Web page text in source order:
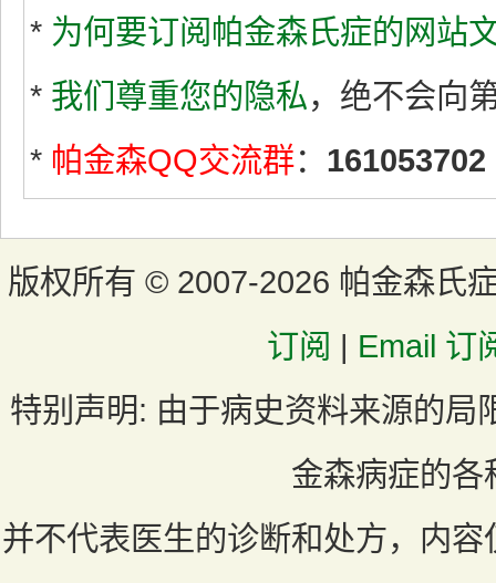
* 为何要订阅帕金森氏症的网站
* 我们尊重您的隐私，绝不会向
* 帕金森QQ交流群： 161053702
版权所有 © 2007-2026 帕金森氏
订阅 | Email 订
特别声明: 由于病史资料来源的局
金森病症的各
并不代表医生的诊断和处方，内